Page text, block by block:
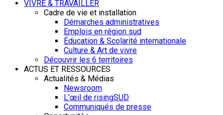
VIVRE & TRAVAILLER
Cadre de vie et installation
Démarches administratives
Emplois en région sud
Éducation & Scolarité internationale
Culture & Art de vivre
Découvrir les 6 territoires
ACTUS ET RESSOURCES
Actualités & Médias
Newsroom
L'œil de risingSUD
Communiqués de presse